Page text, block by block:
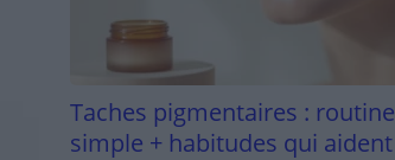
Taches pigmentaires : routine
simple + habitudes qui aident